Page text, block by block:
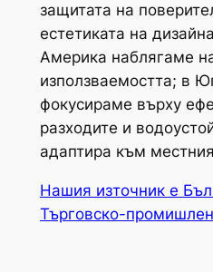
защитата на
естетиката на
Америка наблягаме
използваемостта; в
фокусираме върху
разходите и
адаптира към
Нашия източник е
Търговско-